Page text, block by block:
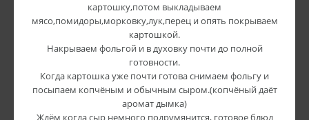
картошку,потом выкладываем
мясо,помидоры,морковку,лук,перец и опять покрываем
картошкой.
Накрываем фольгой и в духовку почти до полной
готовности.
Когда картошка уже почти готова снимаем фольгу и
посыпаем копчёным и обычным сыром.(копчёный даёт
аромат дымка)
Ждём когда сыр немного подрумянится, готовое блюд